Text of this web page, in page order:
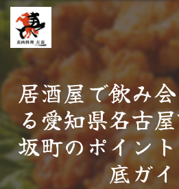
居酒屋で飲み
る愛知県名古
坂町のポイン
底ガ